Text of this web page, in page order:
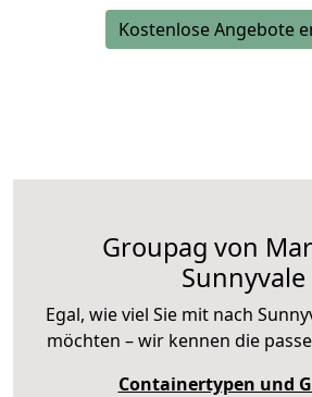
Kostenlose Angebote
Groupag von
Sunnyvale
Egal, wie viel Sie mit nach
möchten – wir kennen die
Containertypen und